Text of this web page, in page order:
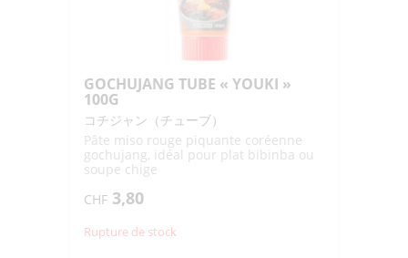
GOCHUJANG TUBE « YOUKI »
100G
コチジャン（チューブ）
Pâte miso rouge piquante coréenne
gochujang, idéal pour plat bibinba ou
soupe chige
CHF 3,80
Rupture de stock